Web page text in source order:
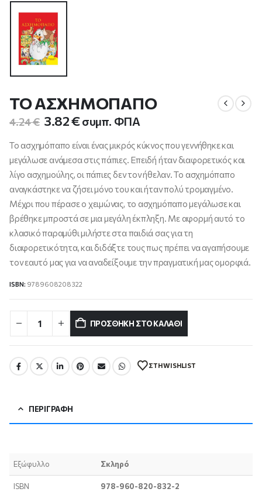
ΤΟ ΑΣΧΗΜΟΠΑΠΟ
4.24€ Original
was:
4.24 €.
3.82€Η
τρέχουσα
τιμή
είναι:
3.82 €.
συμπ. ΦΠΑ
Το ασχημόπαπο είναι ένας μικρός κύκνος που γεννήθηκε και
μεγάλωσε ανάμεσα στις πάπιες. Επειδή ήταν διαφορετικός και
λίγο ασχημούλης, οι πάπιες δεν τον ήθελαν. Το ασχημόπαπο
αναγκάστηκε να ζήσει μόνο του και ήταν πολύ τρομαγμένο.
Μέχρι που πέρασε ο χειμώνας, το ασχημόπαπο μεγάλωσε και
βρέθηκε μπροστά σε μια μεγάλη έκπληξη. Με αφορμή αυτό το
κλασικό παραμύθι μιλήστε στα παιδιά σας για τη
διαφορετικότητα, και διδάξτε τους πως πρέπει να αγαπήσουμε
τον εαυτό μας για να αναδείξουμε την πραγματική μας ομορφιά.
ISBN: 9789608208322
ΠΡΟΣΘΉΚΗ ΣΤΟ ΚΑΛΆΘΙ
ΣΤΗ WISHLIST
ΠΕΡΙΓΡΑΦΉ
Εξώφυλλο Σκληρό
ISBN 978-960-820-832-2